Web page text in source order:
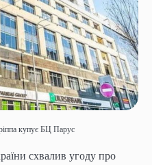
купує БЦ Парус
схвалив угоду про